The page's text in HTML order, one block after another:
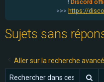
! Discord
>>> https://
Sujets sans
Aller sur la recherche